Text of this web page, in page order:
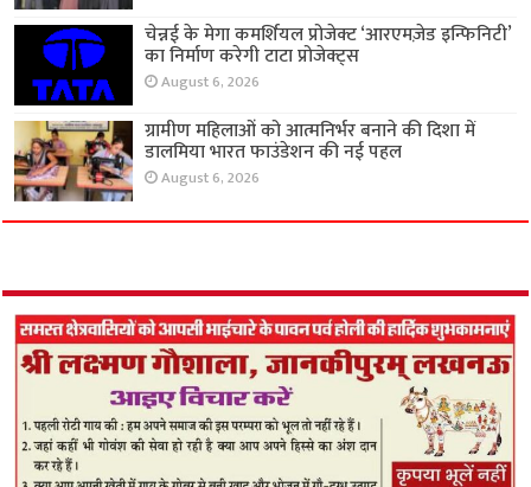
चेन्नई के मेगा कमर्शियल प्रोजेक्ट ‘आरएमज़ेड इन्फिनिटी’
का निर्माण करेगी टाटा प्रोजेक्ट्स
August 6, 2026
ग्रामीण महिलाओं को आत्मनिर्भर बनाने की दिशा में
डालमिया भारत फाउंडेशन की नई पहल
August 6, 2026